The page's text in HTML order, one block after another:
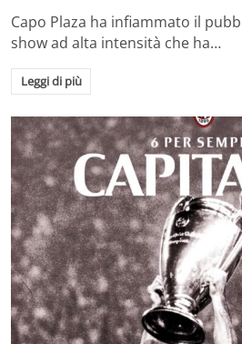
Capo Plaza ha infiammato il
show ad alta intensità che ha…
Leggi di più